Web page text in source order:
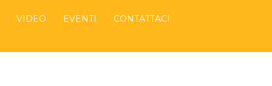
VIDEO EVENTI CONTATTACI